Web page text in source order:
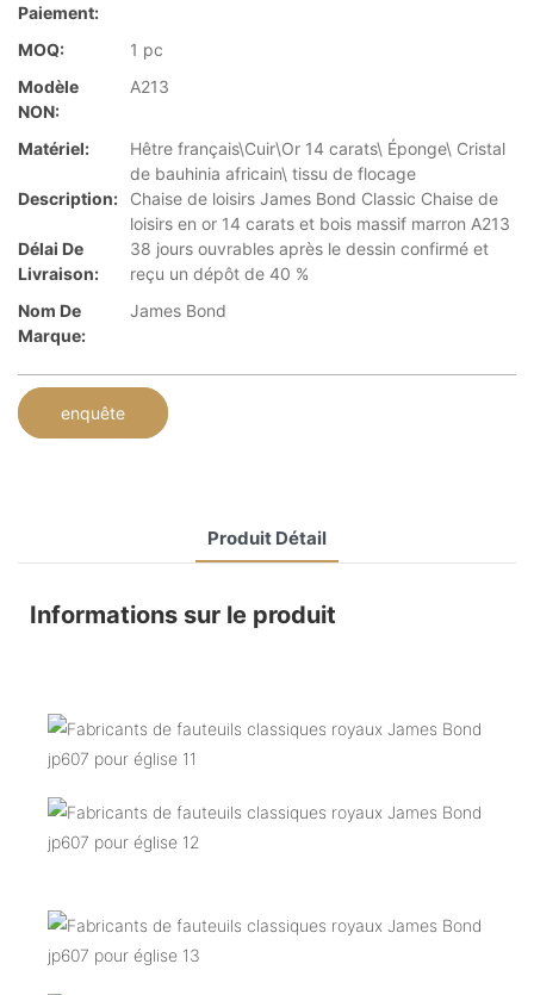
Paiement:
MOQ:
1 pc
Modèle
NON:
A213
Matériel:
Hêtre français\Cuir\Or 14 carats\ Éponge\ Cristal
de bauhinia africain\ tissu de flocage
Description:
Chaise de loisirs James Bond Classic Chaise de
loisirs en or 14 carats et bois massif marron A213
Délai De
Livraison:
38 jours ouvrables après le dessin confirmé et
reçu un dépôt de 40 %
Nom De
Marque:
James Bond
enquête
Produit Détail
Informations sur le produit